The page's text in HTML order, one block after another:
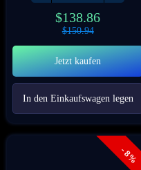
$138.86
$150.94
Jetzt kaufen
In den Einkaufswagen legen
- 8%